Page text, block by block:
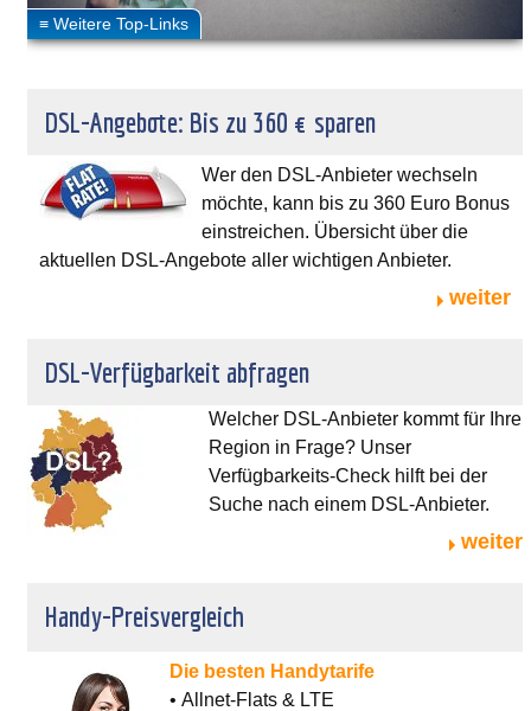
DSL-Angebote: Bis zu 360 € sparen
Wer den DSL-Anbieter wechseln
möchte, kann bis zu 360 Euro Bonus
einstreichen. Übersicht über die
aktuellen DSL-Angebote aller wichtigen Anbieter.
weiter
DSL-Verfügbarkeit abfragen
Welcher DSL-Anbieter kommt für Ihre
Region in Frage? Unser
Verfügbarkeits-Check hilft bei der
Suche nach einem DSL-Anbieter.
weiter
Handy-Preisvergleich
Die besten Handytarife
• Allnet-Flats & LTE